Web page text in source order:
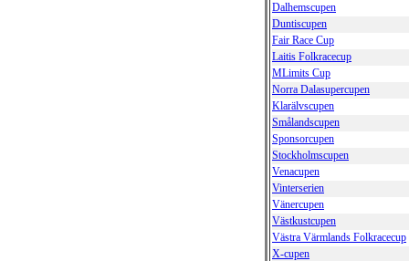
Dalhemscupen
Duntiscupen
Fair Race Cup
Laitis Folkracecup
MLimits Cup
Norra Dalasupercupen
Klarälvscupen
Smålandscupen
Sponsorcupen
Stockholmscupen
Venacupen
Vinterserien
Vänercupen
Västkustcupen
Västra Värmlands Folkracecup
X-cupen